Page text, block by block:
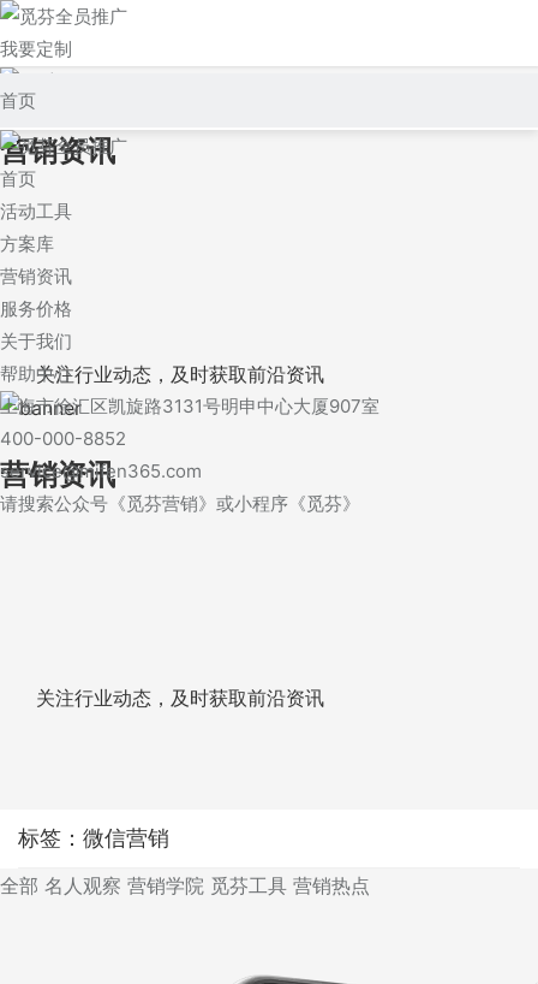
首页
活动工具
方案库
营销资讯
服务价格
关于我们
我要定制
登录/注册
首页
活动工具
方案库
营销资讯
服务价格
关于我们
帮助中心
上海市徐汇区凯旋路3131号明申中心大厦907室
400-000-8852
service@mifen365.com
请搜索公众号《觅芬营销》或小程序《觅芬》
营销资讯
关注行业动态，及时获取前沿资讯
营销资讯
关注行业动态，及时获取前沿资讯
标签：微信营销
全部 名人观察 营销学院 觅芬工具 营销热点